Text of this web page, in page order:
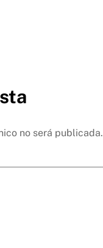
no será publicada.